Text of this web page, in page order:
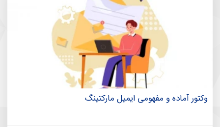
وکتور آماده و مفهومی ایمیل مارکتینگ